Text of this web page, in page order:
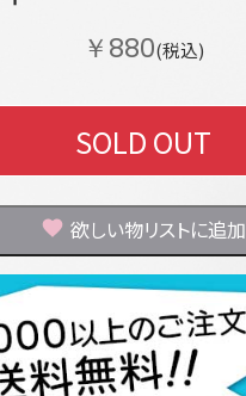
￥880(税込)
SOLD OUT
欲しい物リストに追加